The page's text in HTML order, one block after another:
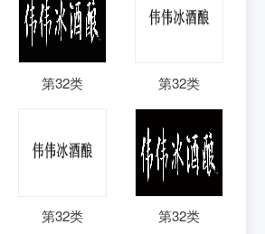
第32类 第32类
第32类 第32类